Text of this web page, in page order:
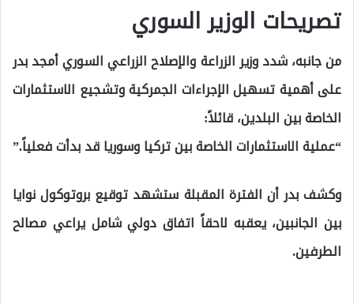
تصريحات الوزير السوري
من جانبه، شدد وزير الزراعة والإصلاح الزراعي السوري أمجد بدر
على أهمية تسهيل الإجراءات الجمركية وتشجيع الاستثمارات
الخاصة بين البلدين، قائلاً:
“عملية الاستثمارات الخاصة بين تركيا وسوريا قد بدأت فعلياً.”
وكشف بدر أن الفترة المقبلة ستشهد توقيع بروتوكول نوايا
بين الجانبين، يعقبه لاحقاً اتفاق دولي شامل يراعي مصالح
الطرفين.